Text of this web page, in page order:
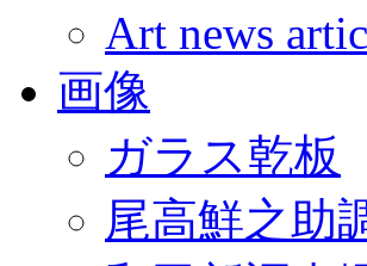
Art news
画像
ガラス乾板
尾高鮮之助